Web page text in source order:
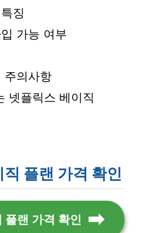
징
가능 여부
주의사항
넷플릭스 베이직
플랜 가격 확인
플랜 가격 확인